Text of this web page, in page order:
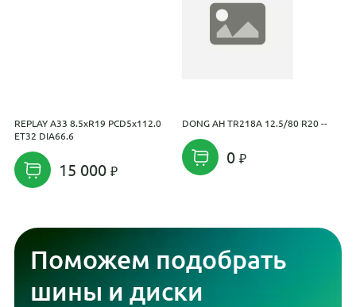
REPLAY A33 8.5xR19 PCD5x112.0
ET32 DIA66.6
15 000
DONG AH TR218A 12.5/80 R20 --
0
Поможем подобрать
шины и диски